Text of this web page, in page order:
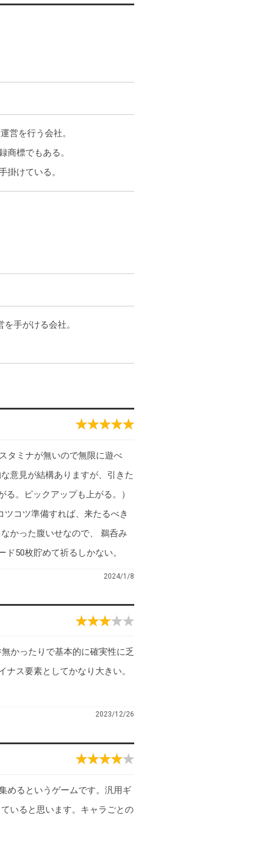
営を行う会社。
商標でもある。
掛けている。
手がける会社。
タミナが無いので無限に遊べ
意見が結構ありますが、引きた
。ピックアップも上がる。）
コツ準備すれば、来たるべき
かった腹いせなので、 鵜呑み
50枚貯めて祈るしかない。
2024/1/8
かったりで基本的に確実性に乏
ス要素としてかなり大きい。
2023/12/26
めるというゲームです。汎用ギ
いると思います。キャラごとの